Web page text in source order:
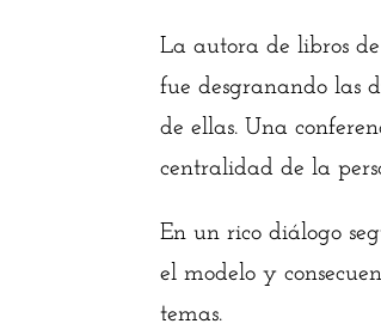
La autora de libros
fue desgranando las
de ellas. Una
centralidad de la
En un rico diálogo
el modelo y
temas.